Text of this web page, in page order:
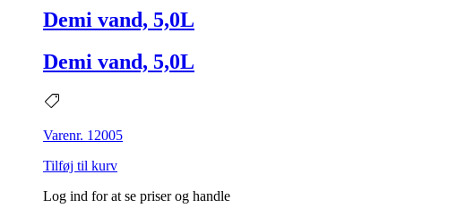
Demi vand, 5,0L
Demi vand, 5,0L
Varenr. 12005
Tilføj til kurv
Log ind for at se priser og handle